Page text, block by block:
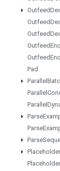
Outfeed
Outfeed
Outfeed
Outfeed
Outfeed
Pad
Parallel
Parallel
Parallel
Parse
Parse
Parse
Placeholder
Placeholder